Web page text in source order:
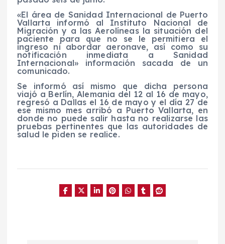
«El área de Sanidad Internacional de Puerto
Vallarta informó al Instituto Nacional de
Migración y a las Aerolíneas la situación del
paciente para que no se le permitiera el
ingreso ni abordar aeronave, así como su
notificación inmediata a Sanidad
Internacional» información sacada de un
comunicado.
Se informó así mismo que dicha persona
viajó a Berlín, Alemania del 12 al 16 de mayo,
regresó a Dallas el 16 de mayo y el día 27 de
ese mismo mes arribó a Puerto Vallarta, en
donde no puede salir hasta no realizarse las
pruebas pertinentes que las autoridades de
salud le piden se realice.